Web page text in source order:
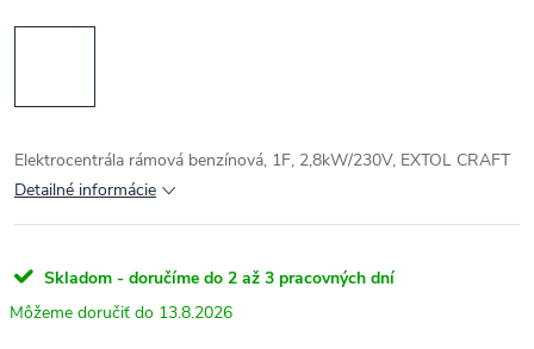
Elektrocentrála rámová benzínová, 1F, 2,8kW/230V, EXTOL CRAFT
Detailné informácie
Skladom - doručíme do 2 až 3 pracovných dní
13.8.2026